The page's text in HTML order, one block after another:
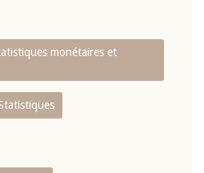
monétaires et